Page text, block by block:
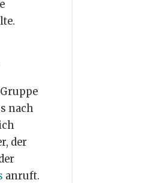
nach
der
anruft.